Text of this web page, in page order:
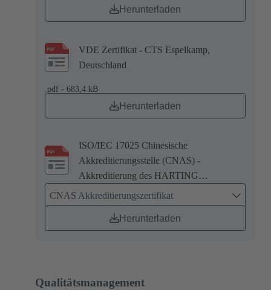
Herunterladen
VDE Zertifikat - CTS Espelkamp,
Deutschland
.pdf - 683,4 kB
Herunterladen
ISO/IEC 17025 Chinesische
Akkreditierungsstelle (CNAS) -
Akkreditierung des HARTING
Prüflaboratorium in Zhuhai, China
CNAS Akkreditierungszertifikat
Herunterladen
Qualitätsmanagement